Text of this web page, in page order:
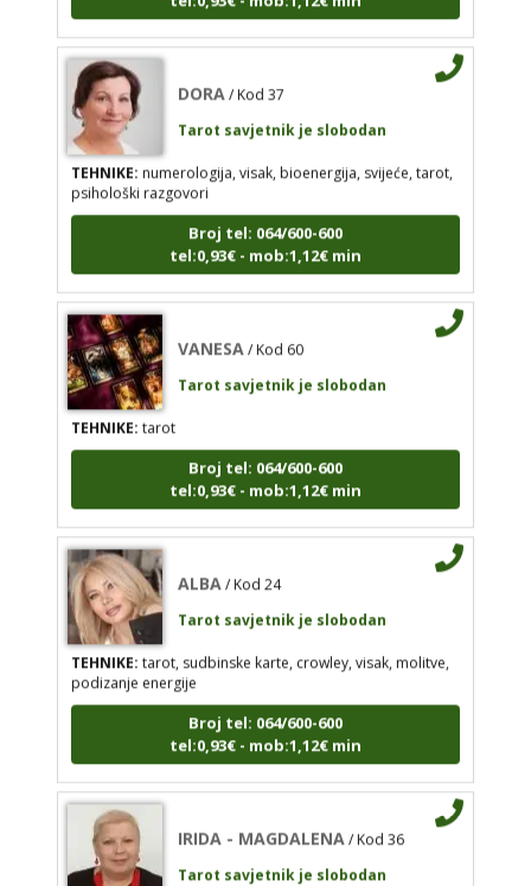
DORA / Kod 37
Tarot savjetnik je slobodan
TEHNIKE:numerologija, visak, bioenergija, svijeće,
tarot, psihološki razgovori
Broj tel: 064/600-600
tel:0,93€ - mob:1,12€ min
VANESA
/ Kod 60
TEHNIKE:tarot
Broj tel: 064/600-600
tel:0,93€ - mob:1,12€ min
ALBA/ Kod 24
Tarot savjetnik je slobodan
TEHNIKE:tarot, sudbinske karte, crowley, visak,
molitve, podizanje energije
Broj tel: 064/600-600
tel:0,93€ - mob:1,12€ min
Tarot savjetnik je slobodan
TEHNIKE:
numerologija, visak, bioenergija, svijeće, tarot,
psihološki razgovori
Broj tel: 064/600-600
tel:0,93€ - mob:1,12€ min
Tarot savjetnik je slobodan
TEHNIKE:tarot
tel:0,93€ - mob:1,12€ min
Tarot savjetnik je slobodan
TEHNIKE:tarot, sudbinske karte, crowley, visak, molitve,
podizanje energije
Broj tel: 064/600-600
tel:0,93€ - mob:1,12€ min
Tarot savjetnik je slobodan
TEHNIKE:tarot, jijing, arhetipski kotač, praktična intuicija,